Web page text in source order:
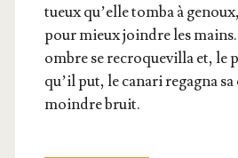
tueux qu’elle tom­ba à
pour mieux joindre les
ombre se recro­que­villa et, le
qu’il put, le cana­ri rega­gna
moindre bruit.